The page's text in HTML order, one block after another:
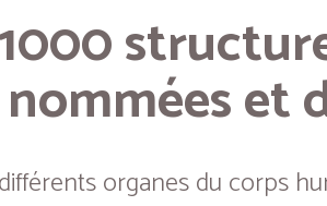
nommées et
organes du corps